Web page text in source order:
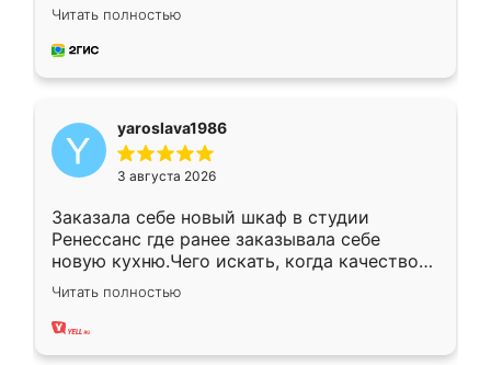
недели кухня была уже готова. Остались
довольны работой. Спасибо Ренессанс
мебель за качественную работу!
Читать полностью
yaroslava1986
3 августа 2026
Заказала себе новый шкаф в студии
Ренессанс где ранее заказывала себе
новую кухню.Чего искать, когда качеством
вполне довольна. Служит кухня уже почти
два года, нареканий нет.
Читать полностью